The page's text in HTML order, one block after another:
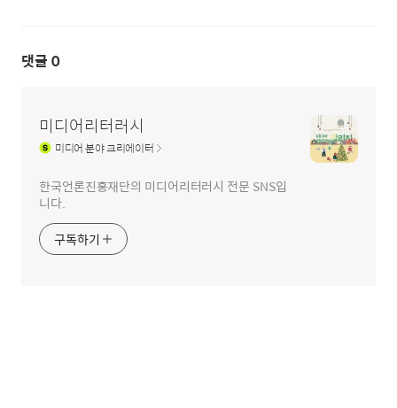
댓글 0
미디어리터러시
미디어분야 크리에이터
한국언론진흥재단의 미디어리터러시 전문 SNS입
니다.
구독하기